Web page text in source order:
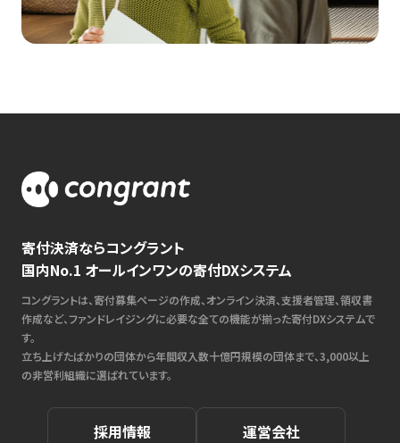
寄付決済ならコングラント
国内No.1 オールインワンの寄付DXシステム
コングラントは、寄付募集ページの作成、オンライン決済、支援者管理、領収書
作成など、ファンドレイジングに必要な全ての機能が揃った寄付DXシステムで
す。
立ち上げたばかりの団体から年間収入数十億円規模の団体まで、3,000以上
の非営利組織に選ばれています。
採用情報 運営会社